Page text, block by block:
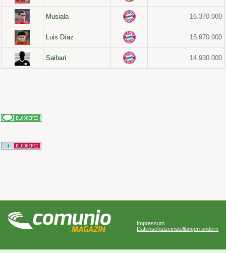
Musiala 16.370.000
Luis Díaz 15.970.000
Saibari 14.930.000
Impressum
Datenschutzeinstellungen ändern